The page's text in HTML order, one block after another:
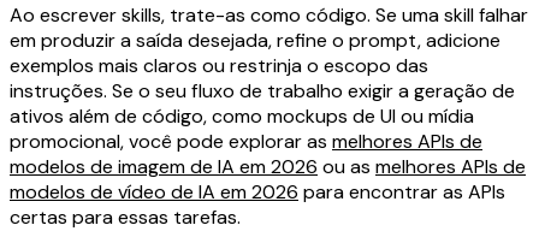
Ao escrever skills, trate-as como código. Se uma skill falhar
em produzir a saída desejada, refine o prompt, adicione
exemplos mais claros ou restrinja o escopo das
instruções. Se o seu fluxo de trabalho exigir a geração de
ativos além de código, como mockups de UI ou mídia
promocional, você pode explorar as melhores APIs de
modelos de imagem de IA em 2026 ou as melhores APIs de
modelos de vídeo de IA em 2026 para encontrar as APIs
certas para essas tarefas.